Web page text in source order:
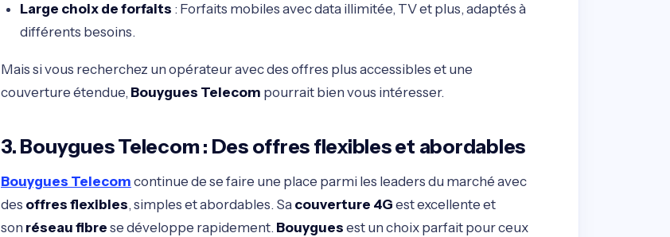
Large choix de forfaits : Forfaits mobiles avec data illimitée, TV et plus, adaptés à
différents besoins.
Mais si vous recherchez un opérateur avec des offres plus accessibles et une
couverture étendue, Bouygues Telecom pourrait bien vous intéresser.
3. Bouygues Telecom : Des offres flexibles et abordables
Bouygues Telecom continue de se faire une place parmi les leaders du marché avec
des offres flexibles, simples et abordables. Sa couverture 4G est excellente et
son réseau fibre se développe rapidement. Bouygues est un choix parfait pour ceux